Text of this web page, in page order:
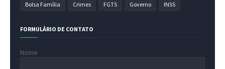
Bolsa Família Crimes FGTS Governo INSS
FORMULÁRIO DE CONTATO
Nome